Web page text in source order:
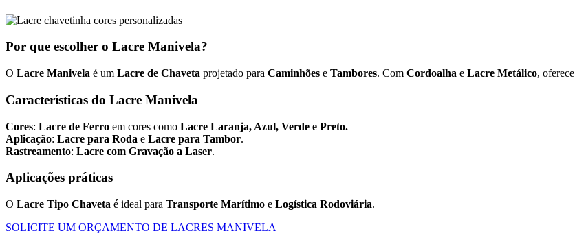
Por que escolher o Lacre Manivela?
O Lacre Manivela é um Lacre de Chaveta projetado para Caminhões e Tambores. Com Cordoalha e Lacre Metálico, oferece
Características do Lacre Manivela
Cores: Lacre de Ferro em cores como Lacre Laranja, Azul, Verde e Preto.
Aplicação: Lacre para Roda e Lacre para Tambor.
Rastreamento: Lacre com Gravação a Laser.
Aplicações práticas
O Lacre Tipo Chaveta é ideal para Transporte Marítimo e Logística Rodoviária.
SOLICITE UM ORÇAMENTO DE LACRES MANIVELA